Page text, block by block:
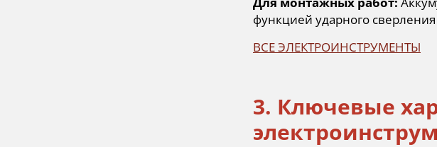
функцией ударного
ВСЕ ЭЛЕКТРОИНСТРУМЕНТЫ
3. Ключевые